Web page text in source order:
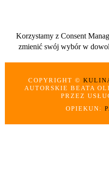
Korzystamy z Consent
zmienić swój wybór w
COPYRIGHT ©
AUTORSKIE BEATA
PRZEZ
OPIEKUN: